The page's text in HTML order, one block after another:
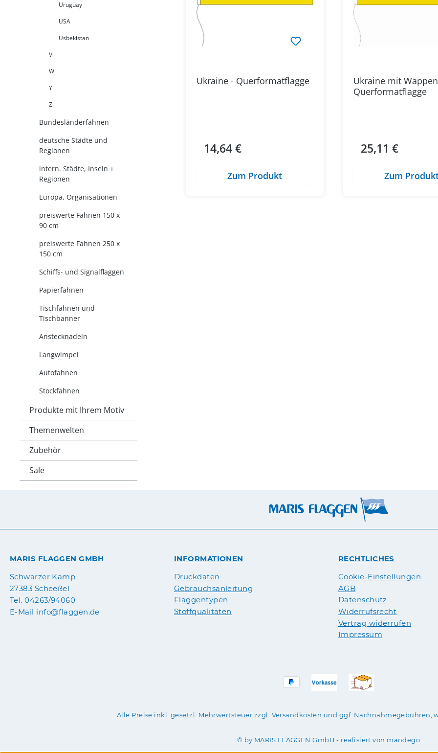
Uruguay
USA
Usbekistan
V
W
Y
Z
Bundesländerfahnen
deutsche Städte und
Regionen
intern. Städte, Inseln +
Regionen
Europa, Organisationen
preiswerte Fahnen 150 x
90 cm
preiswerte Fahnen 250 x
150 cm
Schiffs- und Signalflaggen
Papierfahnen
Tischfahnen und
Tischbanner
Anstecknadeln
Langwimpel
Autofahnen
Stockfahnen
Produkte mit Ihrem Motiv
Themenwelten
Zubehör
Sale
Ukraine - Querformatflagge
Regulärer Preis:
14,64 €
Zum Produkt
Ukraine mit
Querformatflagge
Regulärer Preis:
25,11 €
Zum
MARIS FLAGGEN GMBH
Schwarzer Kamp
27383 Scheeßel
Tel. 04263/94060
E-Mail info@flaggen.de
INFORMATIONEN
Druckdaten
Gebrauchsanleitung
Flaggentypen
Stoffqualitäten
RECHTLICHES
Cookie-Einstellungen
AGB
Datenschutz
Widerrufsrecht
Vertrag widerrufen
Impressum
Alle Preise inkl. gesetzl. Mehrwertsteuer zzgl. Versandkosten und ggf. Nachnahmegebühren,
© by MARIS FLAGGEN GmbH - realisiert von mandego